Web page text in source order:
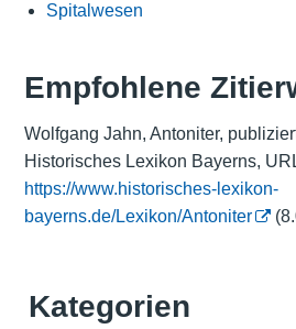
Spitalwesen
Empfohlene
Wolfgang Jahn, Antoniter,
Historisches Lexikon Bayerns,
https://www.historisches-lexikon-
bayerns.de/Lexikon/Antoniter
Kategorien